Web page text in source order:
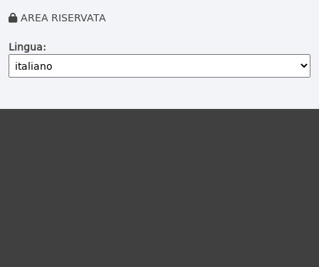
AREA RISERVATA
Lingua